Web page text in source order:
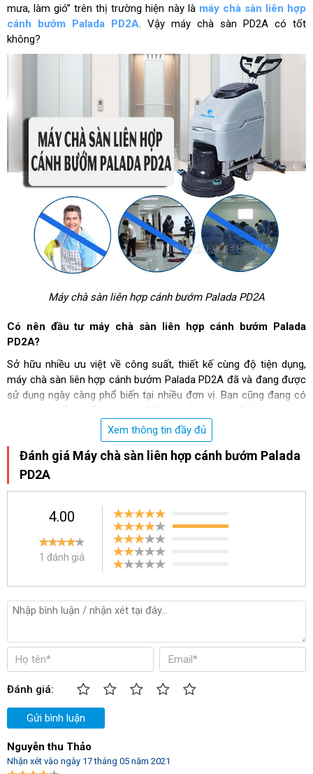
mưa, làm gió” trên thị trường hiện này là máy chà sàn liên hợp
cánh bướm Palada PD2A. Vậy máy chà sàn PD2A có tốt
không?
Máy chà sàn liên hợp cánh bướm Palada PD2A
Có nên đầu tư máy chà sàn liên hợp cánh bướm Palada
PD2A?
Sở hữu nhiều ưu việt về công suất, thiết kế cùng độ tiện dụng,
máy chà sàn liên hợp cánh bướm Palada PD2A đã và đang được
sử dụng ngày càng phổ biến tại nhiều đơn vị. Bạn cũng đang có
quan tâm đến chiếc máy này? Đừng bỏ lỡ một số đánh giá chi
Kiểu dáng hiện đại
Thiết kế nhỏ gọn, hiện đại giúp Palada PD2A nhanh chóng đáp
ứng hiệu quả nhu cầu sử dụng của người dùng. Bên cạnh đó thao
tác điều khiển, vận hành máy cũng được thực hiện dễ dàng hơn
rất nhiều.
Hãng sử dụng nhựa ABS cùng inox không gỉ cho toàn bộ các bộ
phận của máy. Nhờ vậy tạo thành lớp vỏ bảo vệ chống lại mọi tác
Xem thông tin đầy đủ
Đánh giá Máy chà sàn liên hợp cánh bướm Palada
PD2A
4.00
1 đánh giá
Đánh giá:
Gửi bình luận
Nguyễn thu Thảo
Nhận xét vào ngày 17 tháng 05 năm 2021